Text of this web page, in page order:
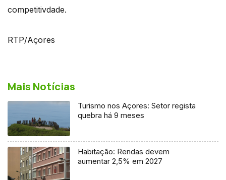
competitivdade.
RTP/Açores
Mais Notícias
Turismo nos Açores: Setor regista
quebra há 9 meses
Habitação: Rendas devem
aumentar 2,5% em 2027